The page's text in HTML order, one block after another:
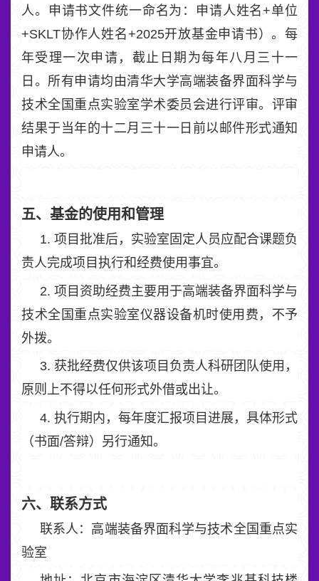
人。申请书文件统一命名为：申请人姓名+单位
+SKLT协作人姓名+2025开放基金申请书）。每
年受理一次申请，截止日期为每年八月三十一
日。所有申请均由清华大学高端装备界面科学与
技术全国重点实验室学术委员会进行评审。评审
结果于当年的十二月三十一日前以邮件形式通知
申请人。
五、基金的使用和管理
1. 项目批准后，实验室固定人员应配合课题负
责人完成项目执行和经费使用事宜。
2. 项目资助经费主要用于高端装备界面科学与
技术全国重点实验室仪器设备机时使用费，不予
外拨。
3. 获批经费仅供该项目负责人科研团队使用，
原则上不得以任何形式外借或出让。
4. 执行期内，每年度汇报项目进展，具体形式
（书面/答辩）另行通知。
六、联系方式
联系人：高端装备界面科学与技术全国重点实
验室